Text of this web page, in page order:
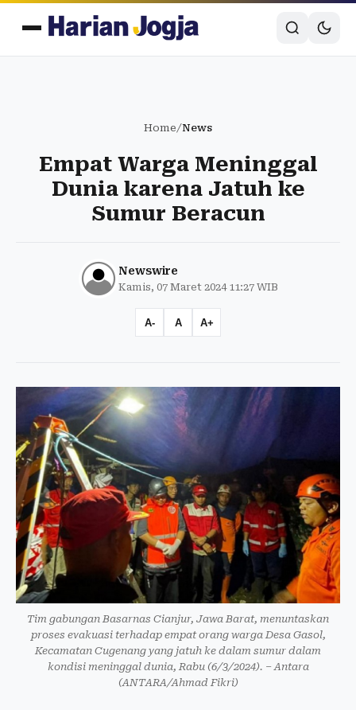
Home/News
Empat Warga Meninggal
Dunia karena Jatuh ke
Sumur Beracun
Newswire
Kamis, 07 Maret 2024 11:27 WIB
A- A A+
Tim gabungan Basarnas Cianjur, Jawa Barat, menuntaskan
proses evakuasi terhadap empat orang warga Desa Gasol,
Kecamatan Cugenang yang jatuh ke dalam sumur dalam
kondisi meninggal dunia, Rabu (6/3/2024). – Antara
(ANTARA/Ahmad Fikri)